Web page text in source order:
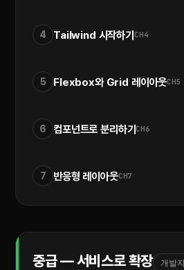
4 Tailwind 시작하기CH4
5 Flexbox와 Grid 레이아웃CH5
6 컴포넌트로 분리하기CH6
7 반응형 레이아웃CH7
중급 — 서비스로 확장 개발